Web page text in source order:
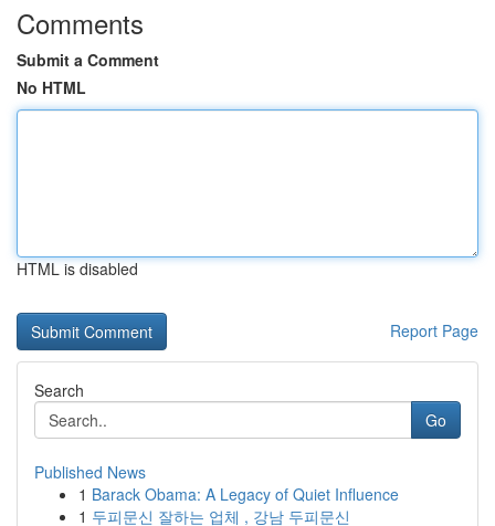
Comments
Submit a Comment
No HTML
HTML is disabled
Report Page
Search
Go
Published News
1 Barack Obama: A Legacy of Quiet Influence
1 두피문신 잘하는 업체 , 강남 두피문신